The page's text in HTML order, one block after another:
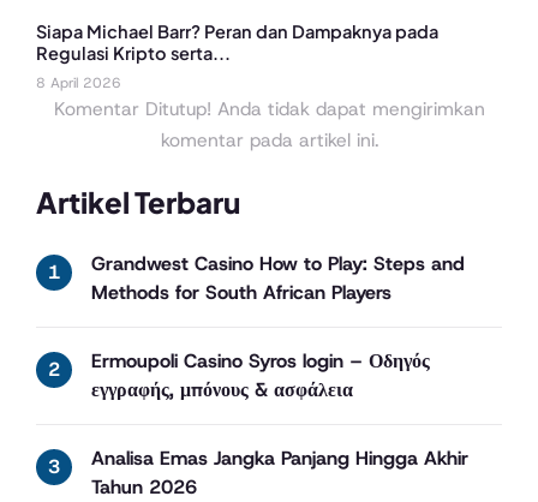
Artikel Terbaru
Grandwest Casino How to Play: Steps and
Methods for South African Players
Ermoupoli Casino Syros login – Οδηγός
εγγραφής, μπόνους & ασφάλεια
Analisa Emas Jangka Panjang Hingga Akhir
Tahun 2026
Siapa Michael Barr? Peran dan Dampaknya pada
Regulasi Kripto serta...
8 April 2026
Komentar Ditutup! Anda tidak dapat mengirimkan
komentar pada artikel ini.